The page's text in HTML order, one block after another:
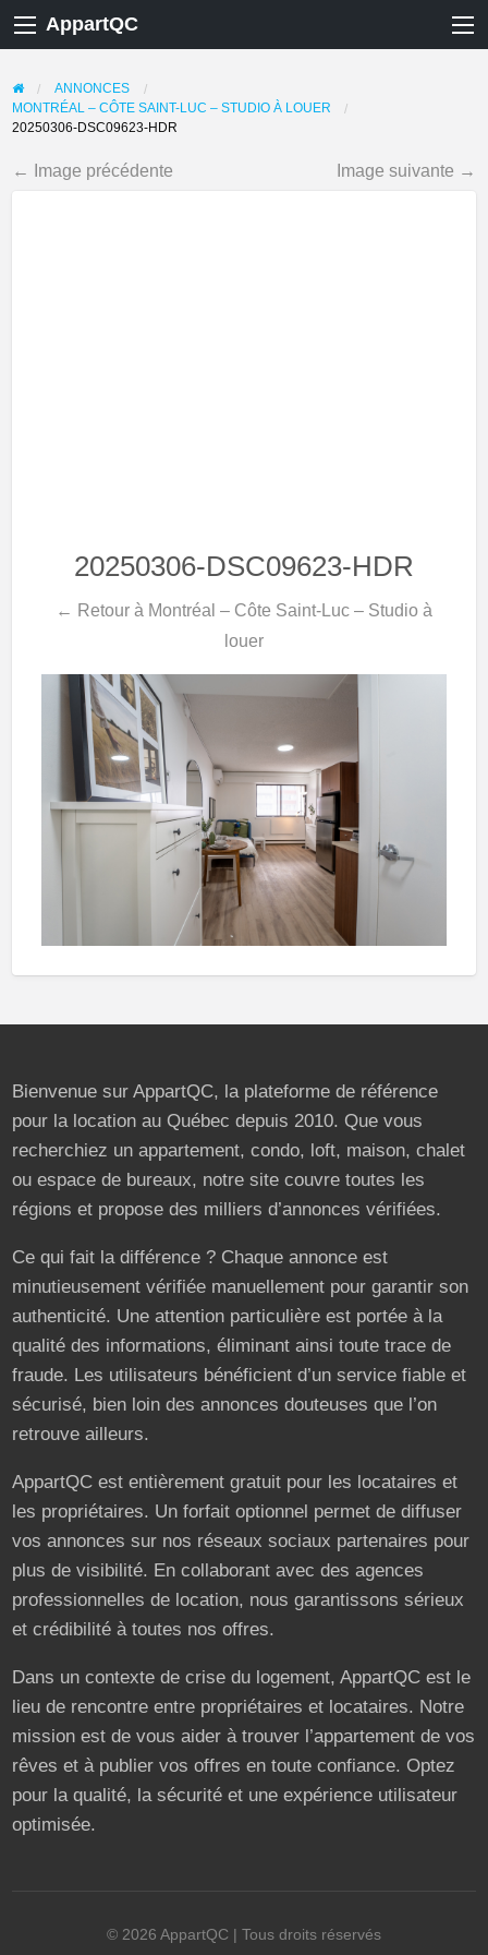
AppartQC
ANNONCES
MONTRÉAL – CÔTE SAINT-LUC – STUDIO À LOUER
20250306-DSC09623-HDR
← Image précédente Image suivante →
20250306-DSC09623-HDR
← Retour à Montréal – Côte Saint-Luc – Studio à
louer
Bienvenue sur AppartQC, la plateforme de référence
pour la location au Québec depuis 2010. Que vous
recherchiez un appartement, condo, loft, maison, chalet
ou espace de bureaux, notre site couvre toutes les
régions et propose des milliers d’annonces vérifiées.
Ce qui fait la différence ? Chaque annonce est
minutieusement vérifiée manuellement pour garantir son
authenticité. Une attention particulière est portée à la
qualité des informations, éliminant ainsi toute trace de
fraude. Les utilisateurs bénéficient d’un service fiable et
sécurisé, bien loin des annonces douteuses que l’on
retrouve ailleurs.
AppartQC est entièrement gratuit pour les locataires et
les propriétaires. Un forfait optionnel permet de diffuser
vos annonces sur nos réseaux sociaux partenaires pour
plus de visibilité. En collaborant avec des agences
professionnelles de location, nous garantissons sérieux
et crédibilité à toutes nos offres.
Dans un contexte de crise du logement, AppartQC est le
lieu de rencontre entre propriétaires et locataires. Notre
mission est de vous aider à trouver l’appartement de vos
rêves et à publier vos offres en toute confiance. Optez
pour la qualité, la sécurité et une expérience utilisateur
optimisée.
© 2026 AppartQC | Tous droits réservés